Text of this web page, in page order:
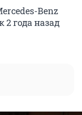
Benz
2 года назад